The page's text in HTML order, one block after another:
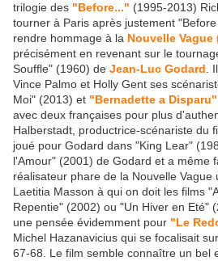
trilogie des "Before..." (1995-2013)
tourner à Paris après justement
rendre hommage à la Nouvelle Vague
précisément en revenant sur le
Souffle" (1960) de Jean-Luc Godard .
Vince Palmo et Holly Gent ses
Moi" (2013) et "Bernadette a Disparu"
avec deux françaises pour plus
Halberstadt, productrice-scénariste du
joué pour Godard dans "King Lear"
l'Amour" (2001) de Godard et a même
réalisateur phare de la Nouvelle
Laetitia Masson à qui on doit les films
Repentie" (2002) ou "Un Hiver en Eté"
une pensée évidemment pour "Le
Michel Hazanavicius qui se focalisait
67-68. Le film semble connaître un bel